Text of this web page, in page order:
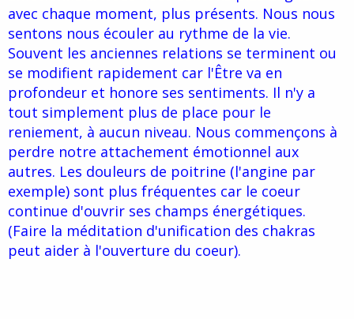
avec chaque moment, plus présents. Nous nous
sentons nous écouler au rythme de la vie.
Souvent les anciennes relations se terminent ou
se modifient rapidement car l'Être va en
profondeur et honore ses sentiments. Il n'y a
tout simplement plus de place pour le
reniement, à aucun niveau. Nous commençons à
perdre notre attachement émotionnel aux
autres. Les douleurs de poitrine (l'angine par
exemple) sont plus fréquentes car le coeur
continue d'ouvrir ses champs énergétiques.
(Faire la méditation d'unification des chakras
peut aider à l'ouverture du coeur).